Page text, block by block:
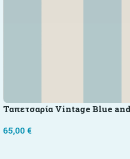
Ταπετσαρία Vintage Blue
65,00 €